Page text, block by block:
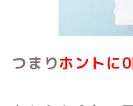
つまりホントに